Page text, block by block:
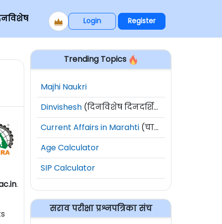
Login Register
.
Trending Topics
Majhi Naukri
Dinvishesh (दिनविशेष दिनदर्शिका)
Current Affairs in Marahti (चालू घडामोडी)
Age Calculator
SIP Calculator
सराव परीक्षा प्रश्नपत्रिका संच